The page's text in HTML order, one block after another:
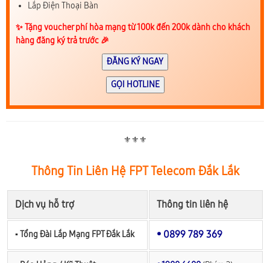
Lắp Điện Thoại Bàn
✨️ Tặng voucher phí hòa mạng từ 100k đến 200k dành cho khách
hàng đăng ký trả trước 🎉
ĐĂNG KÝ NGAY
GỌI HOTLINE
⚜️⚜️⚜️
Thông Tin Liên Hệ FPT Telecom Đắk Lắk
Dịch vụ hỗ trợ Thông tin liên hệ
▪︎ Tổng Đài Lắp Mạng FPT Đắk Lắk • 0899 789 369